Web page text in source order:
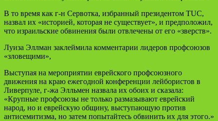
В то время как г-н Сервотка, избранный президентом TUC,
назвал их «историей, которая не существует», и предположил,
что израильские обвинения были отвлечены от его «зверств».
Луиза Эллман заклеймила комментарии лидеров профсоюзов
«зловещими»,
Выступая на мероприятии еврейского профсоюзного
движения на краю ежегодной конференции лейбористов в
Ливерпуле, г-жа Элльмен назвала их обоих и сказала:
«Крупные профсоюзы не только размазывают еврейский
народ, но и еврейскую общину, выступающую против
антисемитизма, но затем попытайтесь обвинить их для этого.»